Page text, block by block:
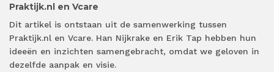
Praktijk.nl en Vcare
Dit artikel is ontstaan uit de samenwerking tussen
Praktijk.nl en Vcare. Han Nijkrake en Erik Tap hebben hun
ideeën en inzichten samengebracht, omdat we geloven in
dezelfde aanpak en visie.